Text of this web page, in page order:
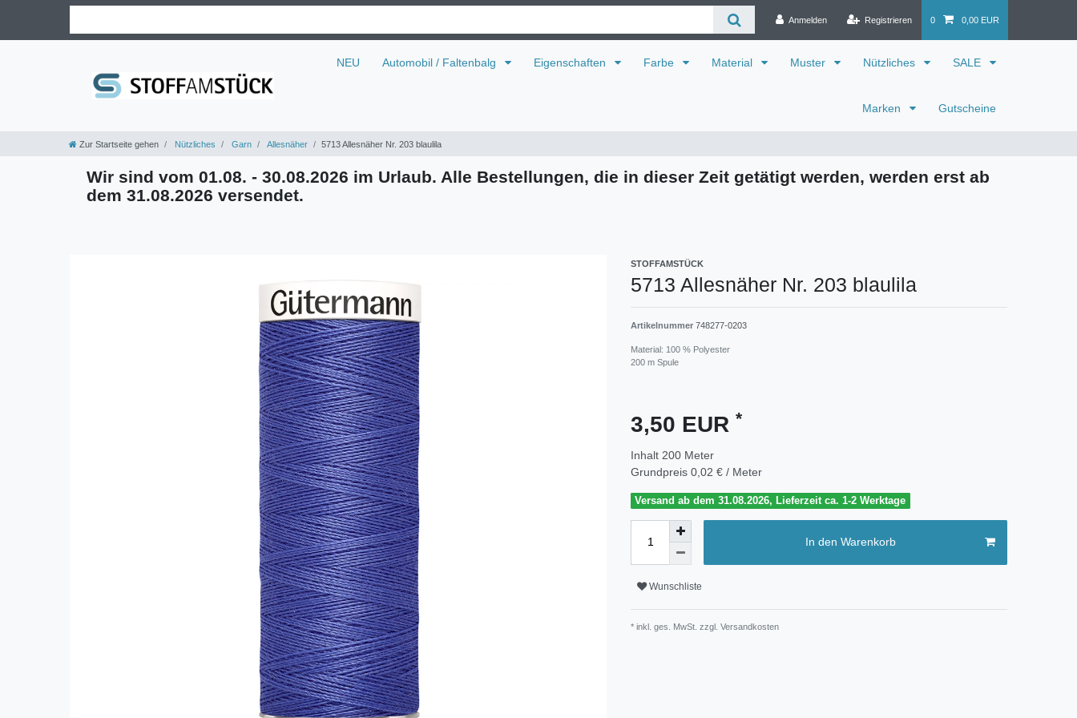
Anmelden Registrieren 0 0,00 EUR
NEU Automobil / Faltenbalg Eigenschaften Farbe Material Muster Nützliches SALE
Marken Gutscheine
Zur Startseite gehen Nützliches Garn Allesnäher 5713 Allesnäher Nr. 203 blaulila
Wir sind vom 01.08. - 30.08.2026 im Urlaub. Alle Bestellungen, die in dieser Zeit getätigt werden, werden erst ab
dem 31.08.2026 versendet.
STOFFAMSTÜCK
5713 Allesnäher Nr. 203 blaulila
Artikelnummer 748277-0203
Material: 100 % Polyester
200 m Spule
3,50 EUR *
Inhalt 200 Meter
Grundpreis 0,02 € / Meter
Versand ab dem 31.08.2026, Lieferzeit ca. 1-2 Werktage
In den Warenkorb
Wunschliste
* inkl. ges. MwSt. zzgl. Versandkosten